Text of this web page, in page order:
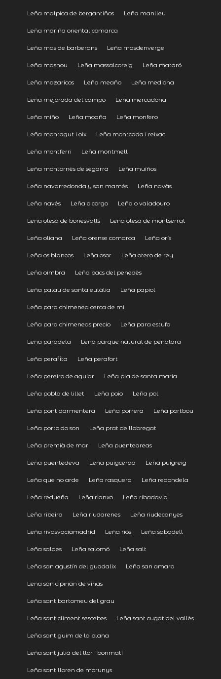
Leña malpica de bergantiños Leña manlleu
Leña mariña oriental comarca
Leña mas de barberans Leña masdenverge
Leña masnou Leña massalcoreig Leña mataró
Leña mazaricos Leña meaño Leña mediona
Leña mejorada del campo Leña mercadona
Leña miño Leña moaña Leña monfero
Leña montagut i oix Leña montcada i reixac
Leña montferri Leña montmell
Leña montornès de segarra Leña muíños
Leña navarredonda y san mamés Leña navàs
Leña navés Leña o corgo Leña o valadouro
Leña olesa de bonesvalls Leña olesa de montserrat
Leña oliana Leña orense comarca Leña orís
Leña os blancos Leña osor Leña otero de rey
Leña oímbra Leña pacs del penedès
Leña palau de santa eulàlia Leña papiol
Leña para chimenea cerca de mi
Leña para chimeneas precio Leña para estufa
Leña paradela Leña parque natural de peñalara
Leña perafita Leña perafort
Leña pereiro de aguiar Leña pla de santa maria
Leña pobla de lillet Leña poio Leña pol
Leña pont darmentera Leña porrera Leña portbou
Leña porto do son Leña prat de llobregat
Leña premià de mar Leña puenteareas
Leña puentedeva Leña puigcerda Leña puigreig
Leña que no arde Leña rasquera Leña redondela
Leña redueña Leña rianxo Leña ribadavia
Leña ribeira Leña riudarenes Leña riudecanyes
Leña rivasvaciamadrid Leña riós Leña sabadell
Leña saldes Leña salomó Leña salt
Leña san agustín del guadalix Leña san amaro
Leña san cipirián de viñas
Leña sant bartomeu del grau
Leña sant climent sescebes Leña sant cugat del vallès
Leña sant guim de la plana
Leña sant julià del llor i bonmatí
Leña sant lloren de morunys